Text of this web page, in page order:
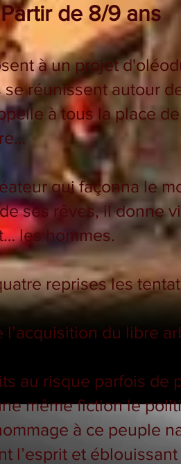
de 8/9 ans
à un projet
réunissent autour
à tous la place
qui façonna le
ses rêves, il donne
les hommes.
reprises les
du libre
au risque parfois de
même fiction le
à ce peuple
l’esprit et